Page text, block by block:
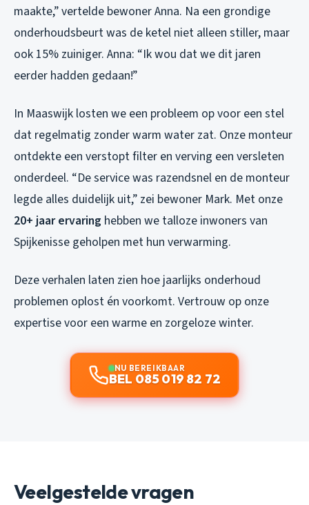
maakte,” vertelde bewoner Anna. Na een grondige
onderhoudsbeurt was de ketel niet alleen stiller, maar
ook 15% zuiniger. Anna: “Ik wou dat we dit jaren
eerder hadden gedaan!”
In Maaswijk losten we een probleem op voor een stel
dat regelmatig zonder warm water zat. Onze monteur
ontdekte een verstopt filter en verving een versleten
onderdeel. “De service was razendsnel en de monteur
legde alles duidelijk uit,” zei bewoner Mark. Met onze
20+ jaar ervaring hebben we talloze inwoners van
Spijkenisse geholpen met hun verwarming.
Deze verhalen laten zien hoe jaarlijks onderhoud
problemen oplost én voorkomt. Vertrouw op onze
expertise voor een warme en zorgeloze winter.
NU BEREIKBAAR
BEL 085 019 82 72
Veelgestelde vragen